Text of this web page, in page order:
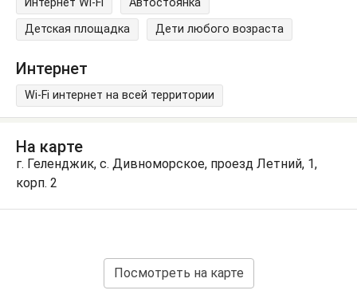
Детская площадка
Дети любого возраста
Интернет
Wi-Fi интернет на всей территории
На карте
г. Геленджик, с. Дивноморское, проезд Летний, 1,
корп. 2
Посмотреть на карте